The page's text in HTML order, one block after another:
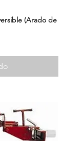
(Arado de